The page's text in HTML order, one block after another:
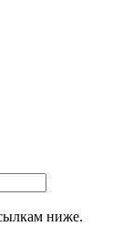
ниже.